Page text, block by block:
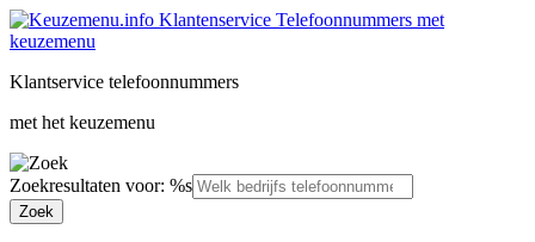
Klantservice telefoonnummers
met het keuzemenu
Zoekresultaten voor: %s